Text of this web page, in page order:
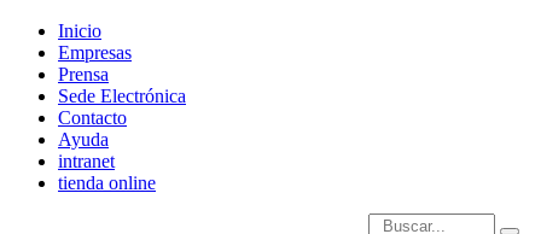
Inicio
Empresas
Prensa
Sede Electrónica
Contacto
Ayuda
intranet
tienda online
Introduce términos de